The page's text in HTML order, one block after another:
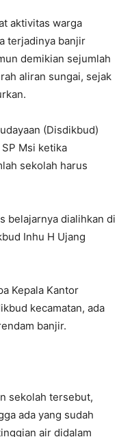
aktivitas warga
terjadinya banjir
demikian sejumlah
aliran sungai, sejak
(Disdikbud)
Msi ketika
sekolah harus
belajarnya dialihkan di
Inhu H Ujang
Kepala Kantor
kecamatan, ada
banjir.
sekolah tersebut,
ada yang sudah
air didalam